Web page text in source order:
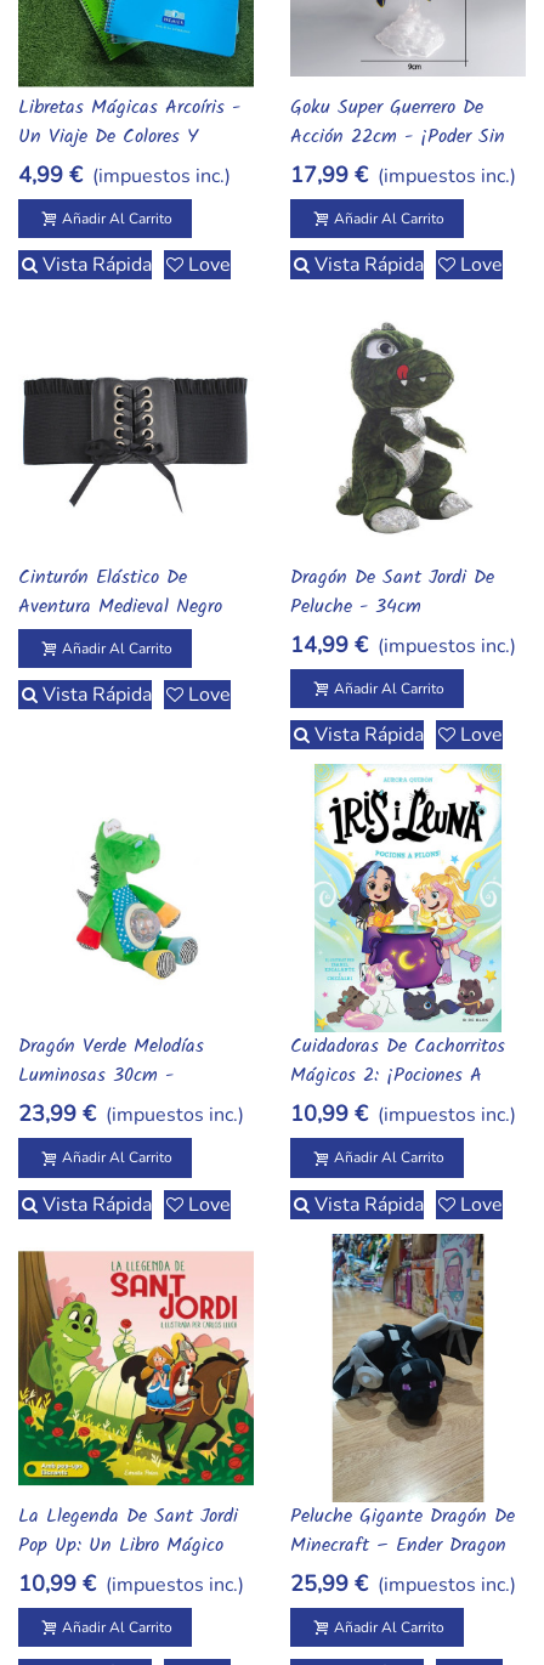
Añadir Al Carrito
Libretas Mágicas Arcoíris -
Un Viaje De Colores Y
Creatividad
4,99 € (impuestos inc.)
Añadir Al Carrito
Vista Rápida Love
Añadir Al Carrito
Goku Super Guerrero De
Acción 22cm - ¡Poder Sin
Límites!
17,99 € (impuestos inc.)
Añadir Al Carrito
Vista Rápida Love
Añadir Al Carrito
Cinturón Elástico De
Aventura Medieval Negro
65cmAñadir Al Carrito
Vista Rápida Love
Añadir Al Carrito
Dragón De Sant Jordi De
Peluche - 34cm
14,99 € (impuestos inc.)
Añadir Al Carrito
Vista Rápida Love
Añadir Al Carrito
Dragón Verde Melodías
Luminosas 30cm -
¡Personalízalo A Tu Gusto!
23,99 € (impuestos inc.)
Añadir Al Carrito
Vista Rápida Love
Añadir Al Carrito
Cuidadoras De Cachorritos
Mágicos 2: ¡Pociones A
Montones! - Iris Y Luna
10,99 € (impuestos inc.)
Añadir Al Carrito
Vista Rápida Love
Añadir Al Carrito
La Llegenda De Sant Jordi
Pop Up: Un Libro Mágico
10,99 € (impuestos inc.)
Añadir Al Carrito
Añadir Al Carrito
Peluche Gigante Dragón De
Minecraft – Ender Dragon
65 Cm
25,99 € (impuestos inc.)
Añadir Al Carrito